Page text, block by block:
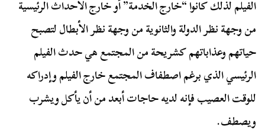
الفيلم لذلك كانوا “خارج الخدمة” أو خارج الأحداث الرئيسية
من وجهة نظر الدولة والثانوية من وجهة نظر الأبطال لتصبح
حياتهم وعذاباتهم كشريحة من المجتمع هي حدث الفيلم
الرئيسي الذي برغم اصطفاف المجتمع خارج الفيلم وإدراكه
للوقت العصيب فإنه لديه حاجات أبعد من أن يأكل ويشرب
ويصطف.